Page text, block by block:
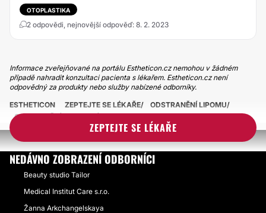
OTOPLASTIKA
2 odpovědi, nejnovější odpověď: 8. 2. 2023
Informace zveřejňované na portálu Estheticon.cz nemohou v žádném
případě nahradit konzultaci pacienta s lékařem. Estheticon.cz není
odpovědný za produkty nebo služby nabízené odborníky.
ZEPTEJTE SE LÉKAŘE
ESTHETICON ZEPTEJTE SE LÉKAŘE
ODSTRANĚNÍ LIPOMU
ODSTRANĚNÍ RECIDIVNÍ CYSTY
NEDÁVNO ZOBRAZENÍ ODBORNÍCI
Beauty studio Tailor
Medical Institut Care s.r.o.
Žanna Arkchangelskaya